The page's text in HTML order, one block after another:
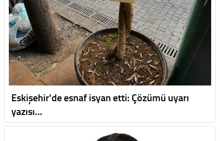
Eskişehir'de esnaf isyan etti: Çözümü uyarı
yazısı…